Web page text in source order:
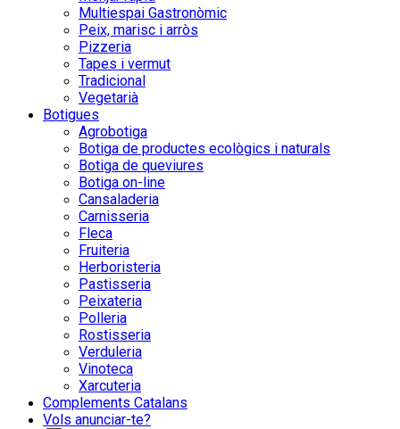
Multiespai Gastronòmic
Peix, marisc i arròs
Pizzeria
Tapes i vermut
Tradicional
Vegetarià
Botigues
Agrobotiga
Botiga de productes ecològics i naturals
Botiga de queviures
Botiga on-line
Cansaladeria
Carnisseria
Fleca
Fruiteria
Herboristeria
Pastisseria
Peixateria
Polleria
Rostisseria
Verduleria
Vinoteca
Xarcuteria
Complements Catalans
Vols anunciar-te?